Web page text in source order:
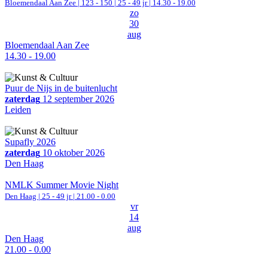
Bloemendaal Aan Zee | 123 - 150 | 25 - 49 jr | 14.30 - 19.00
zo
30
aug
Bloemendaal Aan Zee
14.30 - 19.00
Puur de Nijs in de buitenlucht
zaterdag 12 september 2026
Leiden
Supafly 2026
zaterdag 10 oktober 2026
Den Haag
NMLK Summer Movie Night
Den Haag | 25 - 49 jr | 21.00 - 0.00
vr
14
aug
Den Haag
21.00 - 0.00